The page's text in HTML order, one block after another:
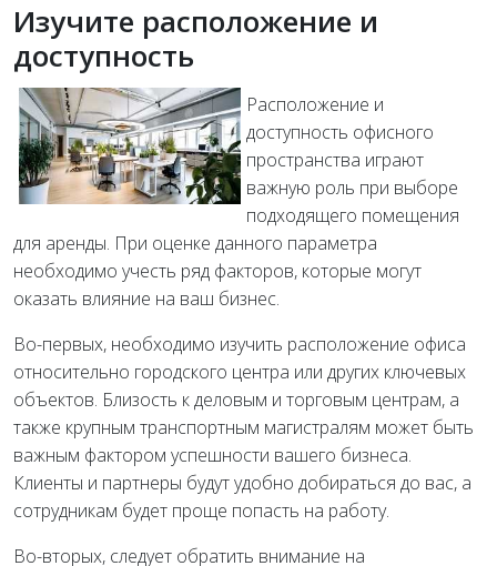
Изучите расположение и
доступность
Расположение и
доступность офисного
пространства играют
важную роль при выборе
подходящего помещения
для аренды. При оценке данного параметра
необходимо учесть ряд факторов, которые могут
оказать влияние на ваш бизнес.
Во-первых, необходимо изучить расположение офиса
относительно городского центра или других ключевых
объектов. Близость к деловым и торговым центрам, а
также крупным транспортным магистралям может быть
важным фактором успешности вашего бизнеса.
Клиенты и партнеры будут удобно добираться до вас, а
сотрудникам будет проще попасть на работу.
Во-вторых, следует обратить внимание на